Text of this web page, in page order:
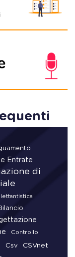
Entrate
di
Controllo
Csv CSVnet